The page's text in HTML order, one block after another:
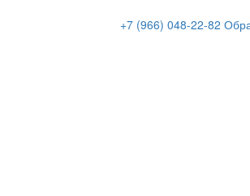
+7 (966) 048-22-82